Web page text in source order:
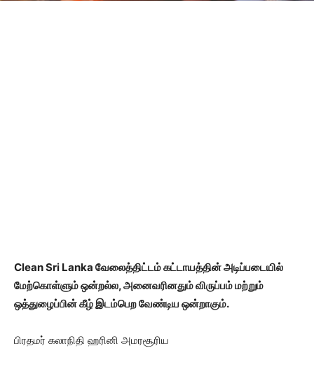
Clean Sri Lanka வேலைத்திட்டம் கட்டாயத்தின் அடிப்படையில்
மேற்கொள்ளும் ஒன்றல்ல, அனைவரினதும் விருப்பம் மற்றும்
ஒத்துழைப்பின் கீழ் இடம்பெற வேண்டிய ஒன்றாகும்.
பிரதமர் கலாநிதி ஹரினி அமரசூரிய